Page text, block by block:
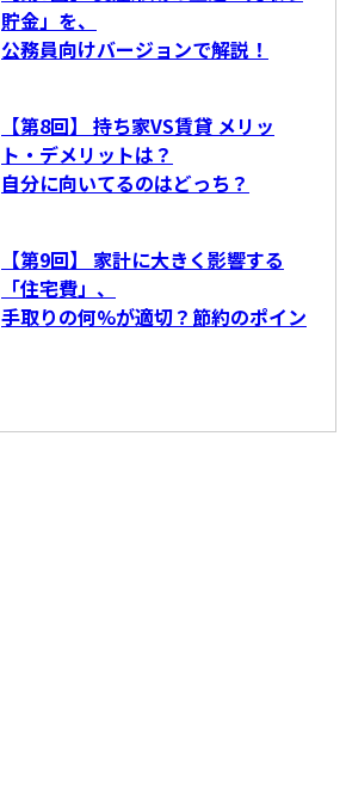
貯金」を、
公務員向けバージョンで解説！
【第8回】 持ち家VS賃貸 メリッ
ト・デメリットは？
自分に向いてるのはどっち？
【第9回】 家計に大きく影響する
「住宅費」、
手取りの何%が適切？節約のポイン